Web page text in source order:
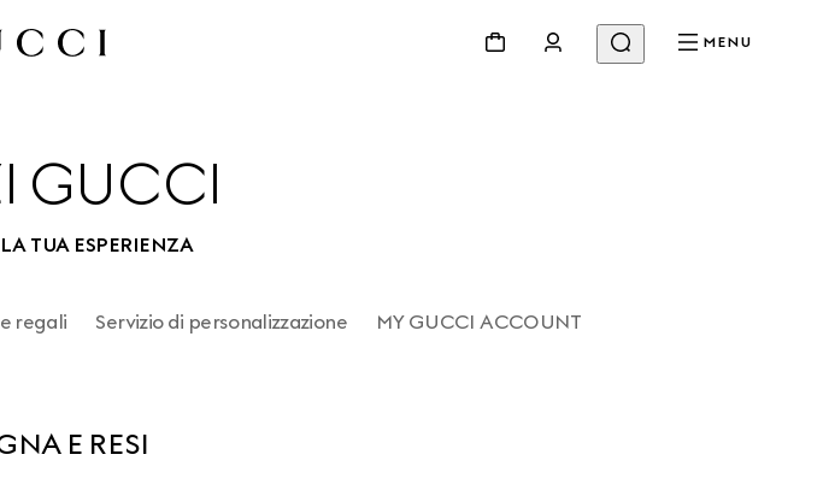
MENU
GUCCI
TUA ESPERIENZA
regali Servizio di personalizzazione MY GUCCI ACCOUNT
E RESI